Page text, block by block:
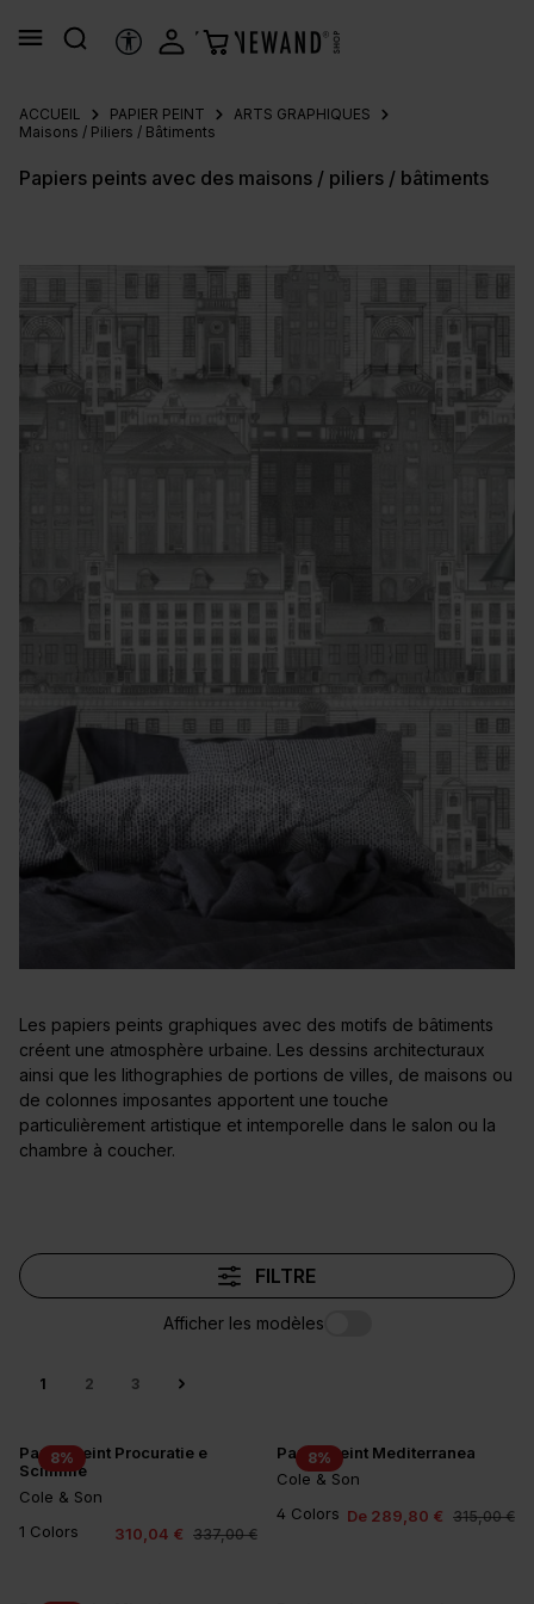
principal
OUTILS D’ACCESSIBILITÉ
ACCUEIL PAPIER PEINT
ARTS GRAPHIQUES
Maisons / Piliers / Bâtiments
Papiers peints avec des maisons / piliers / bâtiments
Les papiers peints graphiques avec des motifs de bâtiments
créent une atmosphère urbaine. Les dessins architecturaux
ainsi que les lithographies de portions de villes, de maisons ou
de colonnes imposantes apportent une touche
particulièrement artistique et intemporelle dans le salon ou la
chambre à coucher.
FILTRE
Afficher les modèles
1 2 3
8%
Papier peint Procuratie e
Scimmie
Cole & Son
1 Colors
310,04 € 337,00 €
8%
Papier peint Mediterranea
Cole & Son
4 Colors De 289,80 € 315,00 €